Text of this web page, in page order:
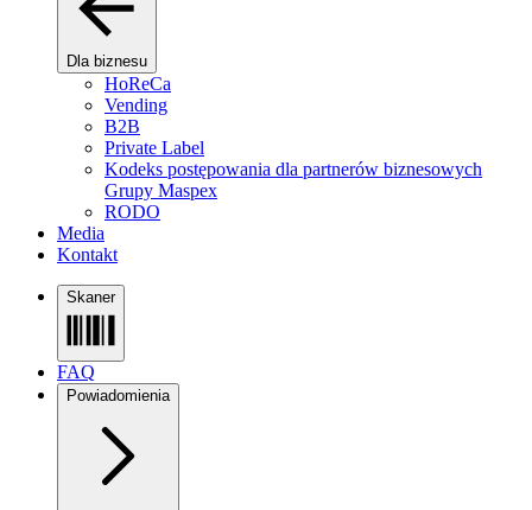
Dla biznesu
HoReCa
Vending
B2B
Private Label
Kodeks postępowania dla partnerów biznesowych
Grupy Maspex
RODO
Media
Kontakt
Skaner
FAQ
Powiadomienia